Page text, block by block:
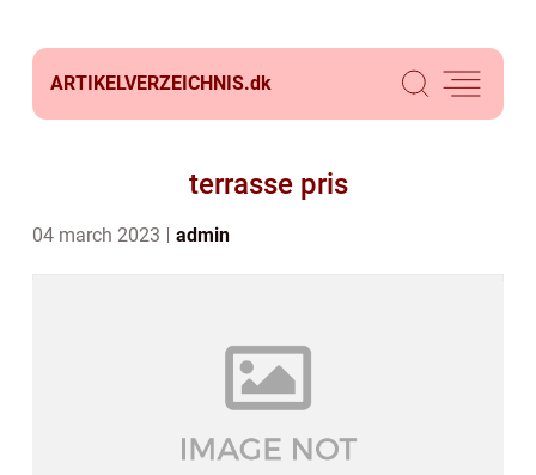
ARTIKELVERZEICHNIS.dk
terrasse pris
04 march 2023 admin